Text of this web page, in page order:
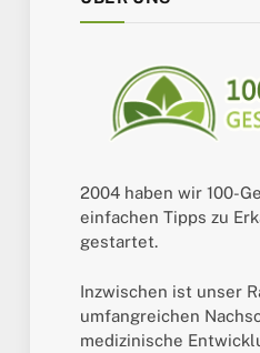
2004 haben wir 100-
einfachen Tipps zu
gestartet.
Inzwischen ist unser
umfangreichen
medizinische